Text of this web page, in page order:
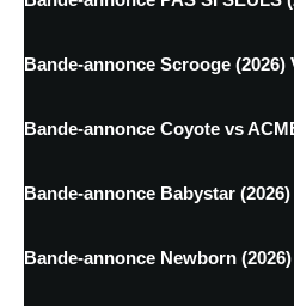
Bande-annonce Scrooge (2026)
Bande-annonce Coyote vs
Bande-annonce Babystar (2026)
Bande-annonce Newborn